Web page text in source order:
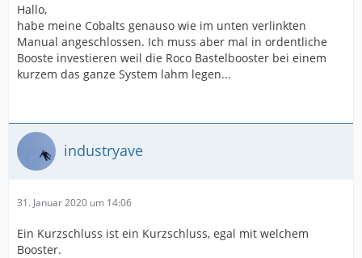
Hallo,
habe meine Cobalts genauso wie im unten verlinkten
Manual angeschlossen. Ich muss aber mal in ordentliche
Booste investieren weil die Roco Bastelbooster bei einem
kurzem das ganze System lahm legen...
industryave
31. Januar 2020 um 14:06
Ein Kurzschluss ist ein Kurzschluss, egal mit welchem
Booster.